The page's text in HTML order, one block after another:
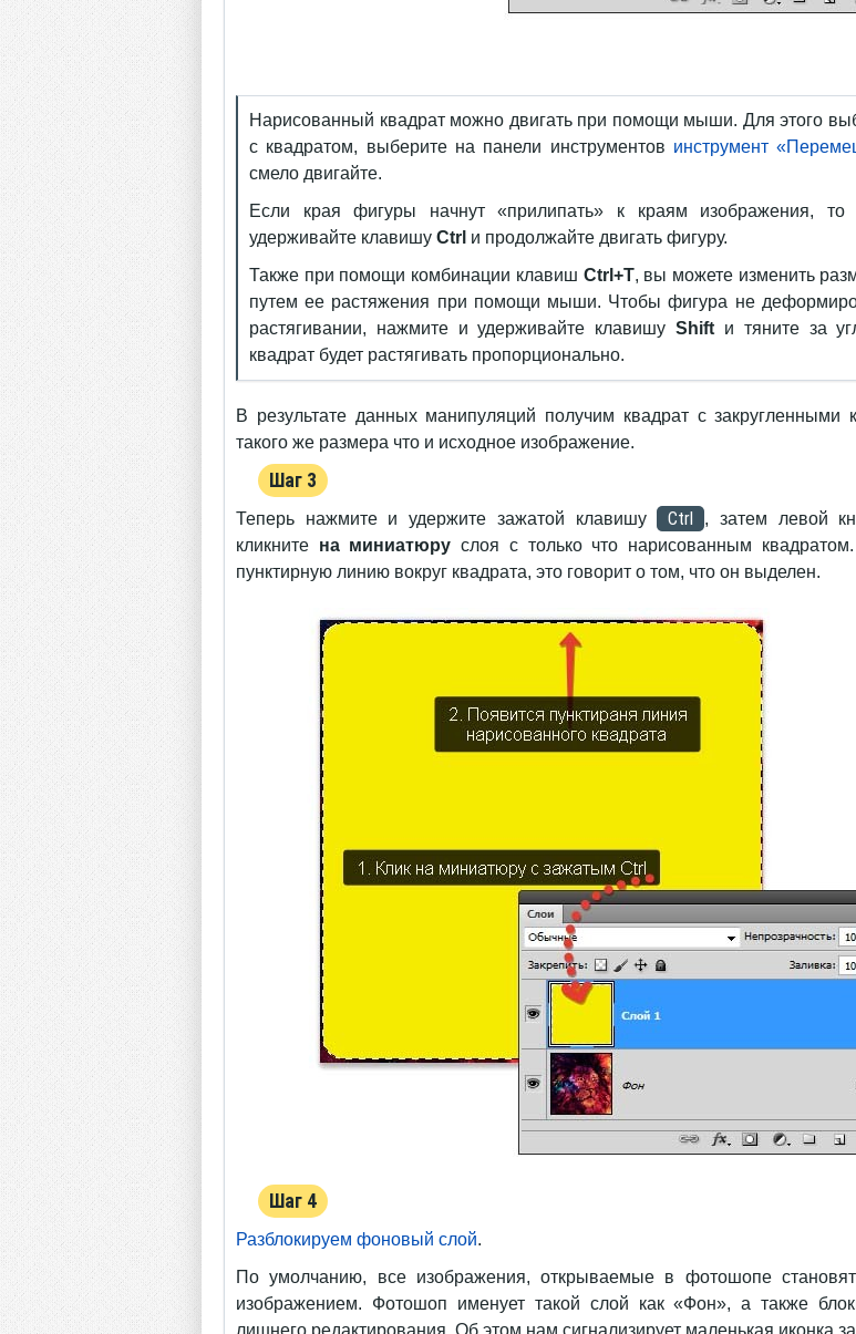
Нарисованный квадрат можно двигать при помощи мыши. Для этого
с квадратом, выберите на панели инструментов инструмент
смело двигайте.
Если края фигуры начнут «прилипать» к краям изображения,
удерживайте клавишу Ctrl и продолжайте двигать фигуру.
Также при помощи комбинации клавиш Ctrl+T, вы можете изменить
путем ее растяжения при помощи мыши. Чтобы фигура не
растягивании, нажмите и удерживайте клавишуShiftи тяните за
квадрат будет растягивать пропорционально.
В результате данных манипуляций получим квадрат с закругленными
такого же размера что и исходное изображение.
Шаг 3
Теперь нажмите и удержите зажатой клавишу Ctrl
, затем левой
кликните на миниатюру слоя с только что нарисованным
пунктирную линию вокруг квадрата, это говорит о том, что он выделен.
Шаг 4
Разблокируем фоновый слой.
По умолчанию, все изображения, открываемые в фотошопе
изображением. Фотошоп именует такой слой как «Фон», а также